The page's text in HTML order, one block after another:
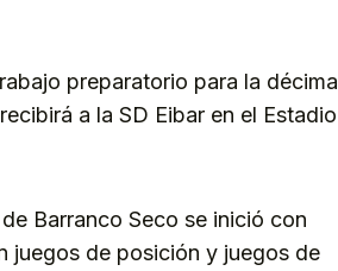
preparatorio para la décima
a la SD Eibar en el Estadio
Barranco Seco se inició con
juegos de posición y juegos de